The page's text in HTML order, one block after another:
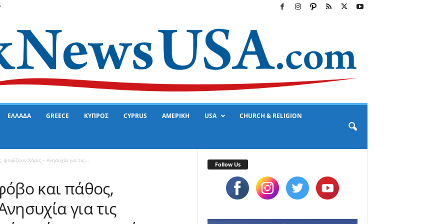
ΕΛΛΑΔΑ GREECE ΚΥΠΡΟΣ CYPRUS ΑΜΕΡΙΚΗ USA CHURCH & RELIGION
Χάρις – Ανησυχία για τις...
και πάθος,
για τις
Follow Us